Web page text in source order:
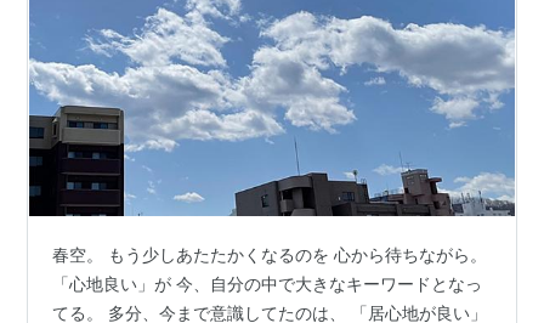
春空。 もう少しあたたかくなるのを 心から待ちながら。
「心地良い」が 今、自分の中で大きなキーワードとなっ
てる。 多分、今まで意識してたのは、 「居心地が良い」